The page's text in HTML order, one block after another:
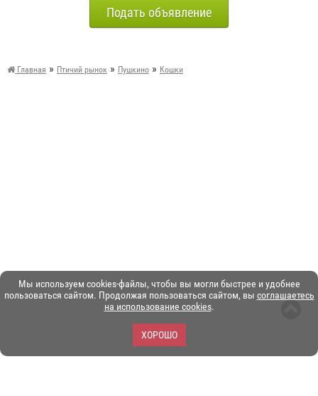
Мы используем cookies-файлы, чтобы вы могли быстрее и удобнее
пользоваться сайтом. Продолжая пользоваться сайтом, вы соглашаетесь
на использование cookies.
ХОРОШО
Подать объявление
Главная » Птичий рынок » Пушкино » Кошки